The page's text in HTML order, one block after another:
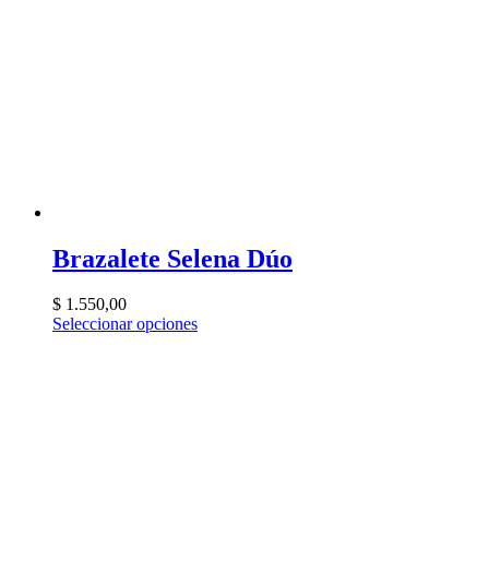
Brazalete Selena Dúo
$ 1.550,00
Seleccionar opciones